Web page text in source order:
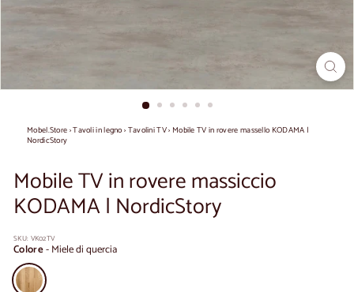
Mobel.Store›Tavoli in legno›Tavolini TV› Mobile TV in rovere massello KODAMA |
NordicStory
Mobile TV in rovere massiccio
KODAMA | NordicStory
SKU: VK02TV
Colore-Miele di quercia